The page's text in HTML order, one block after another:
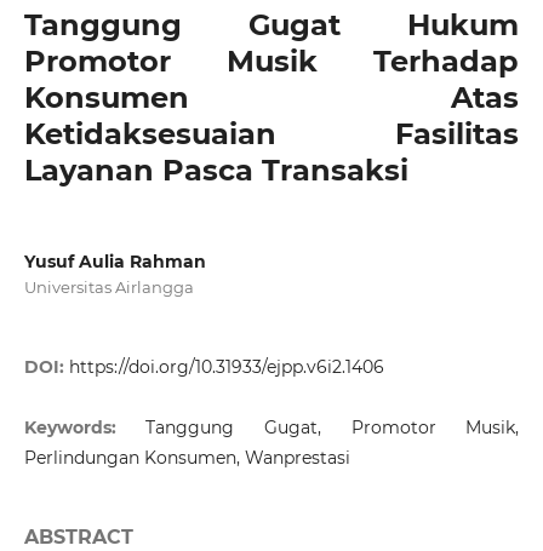
Tanggung Gugat Hukum
Promotor Musik Terhadap
Konsumen Atas
Ketidaksesuaian Fasilitas
Layanan Pasca Transaksi
Yusuf Aulia Rahman
Universitas Airlangga
DOI: https://doi.org/10.31933/ejpp.v6i2.1406
Keywords:Tanggung Gugat, Promotor Musik,
Perlindungan Konsumen, Wanprestasi
ABSTRACT